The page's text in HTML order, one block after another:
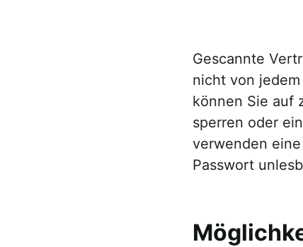
Gescannte
nicht von
können Sie auf
sperren oder
verwenden
Passwort